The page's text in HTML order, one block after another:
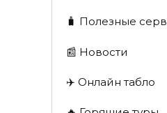
🧳 Полезные
📰 Новости
✈️ Онлайн табло